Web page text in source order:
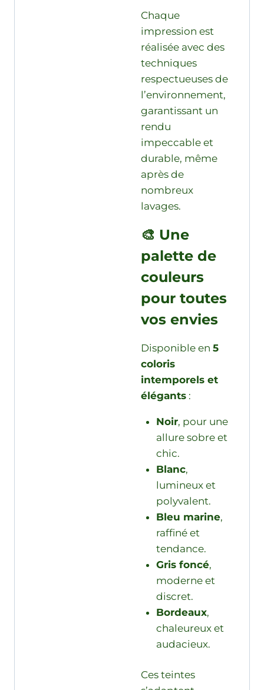
Chaque
impression est
réalisée avec des
techniques
respectueuses de
l’environnement,
garantissant un
rendu
impeccable et
durable, même
après de
nombreux
lavages.
🎨 Une
palette de
couleurs
pour toutes
vos envies
Disponible en5
coloris
intemporels et
élégants :
Noir, pour une
allure sobre et
chic.
Blanc,
lumineux et
polyvalent.
Bleu marine,
raffiné et
tendance.
Gris foncé,
moderne et
discret.
Bordeaux,
chaleureux et
audacieux.
Ces teintes